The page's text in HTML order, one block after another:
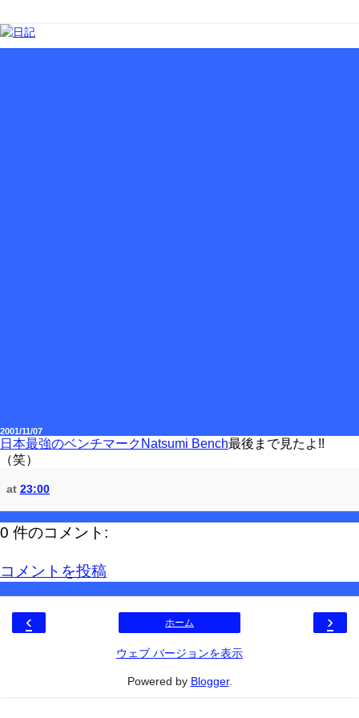
2001/11/07
日本最強のベンチマークNatsumi Bench最後まで見たよ!!
（笑）
at 23:00
0 件のコメント:
コメントを投稿
‹ ›
ホーム
ウェブ バージョンを表示
Powered by Blogger.